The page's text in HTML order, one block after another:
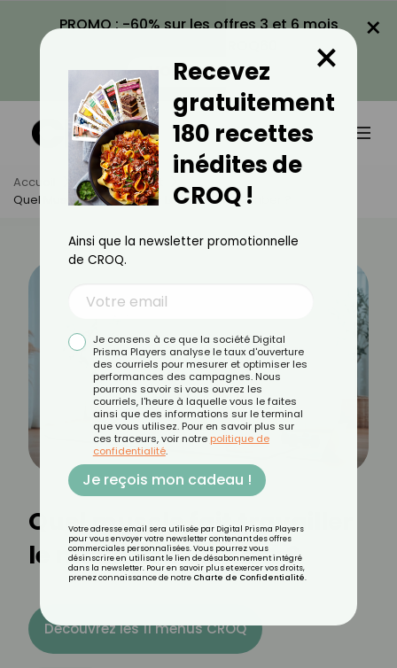
PROMO : -60% sur les offres 3 et 6 mois
VOIR LA PROMO
×
Accueil Actus
Sport
Quel Muscle Fait Travailler Le Mountain Climber ?
Quel muscle fait travailler
le mountain climber ?
Découvrez les 11 menus CROQ
Recevez
gratuitement
180 recettes
inédites de
CROQ !
×
Ainsi que la newsletter promotionnelle
de CROQ.
Je consens à ce que la société Digital
Prisma Players analyse le taux d'ouverture
des courriels pour mesurer et optimiser les
performances des campagnes. Nous
pourrons savoir si vous ouvrez les
courriels, l'heure à laquelle vous le faites
ainsi que des informations sur le terminal
que vous utilisez. Pour en savoir plus sur
ces traceurs, voir notre politique de
confidentialité.
Je reçois mon cadeau !
Votre adresse email sera utilisée par Digital Prisma Players
pour vous envoyer votre newsletter contenant des offres
commerciales personnalisées. Vous pourrez vous
désinscrire en utilisant le lien de désabonnement intégré
dans la newsletter. Pour en savoir plus et exercer vos droits,
prenez connaissance de notre Charte de Confidentialité.